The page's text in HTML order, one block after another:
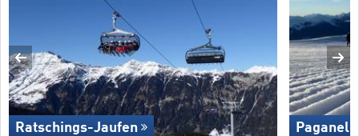
Ratschings-Jaufen